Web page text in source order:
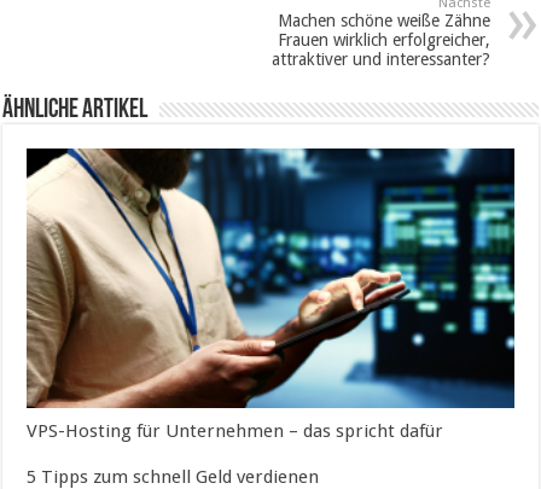
Machen schöne weiße Zähne
Frauen wirklich erfolgreicher,
attraktiver und interessanter?
Ähnliche Artikel
VPS-Hosting für Unternehmen – das spricht dafür
5 Tipps zum schnell Geld verdienen